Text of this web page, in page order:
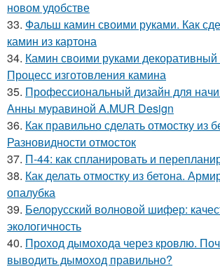
новом удобстве
33. Фальш камин своими руками. Как
камин из картона
34. Камин своими руками декоративный
Процесс изготовления камина
35. Профессиональный дизайн для
Анны муравиной A.MUR Design
36. Как правильно сделать отмостку из
Разновидности отмосток
37. П-44: как спланировать и
38. Как делать отмостку из бетона.
опалубка
39. Белорусский волновой шифер:
экологичность
40. Проход дымохода через кровлю.
выводить дымоход правильно?